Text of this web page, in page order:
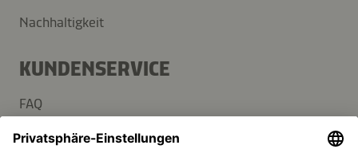
Nachhaltigkeit
KUNDENSERVICE
FAQ
Kontakt